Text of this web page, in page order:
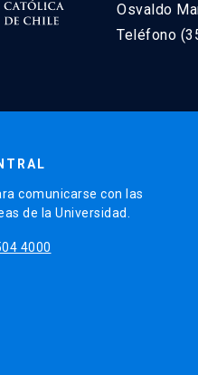
Osvaldo
Teléfono
comunicarse con las
de la Universidad.
4000